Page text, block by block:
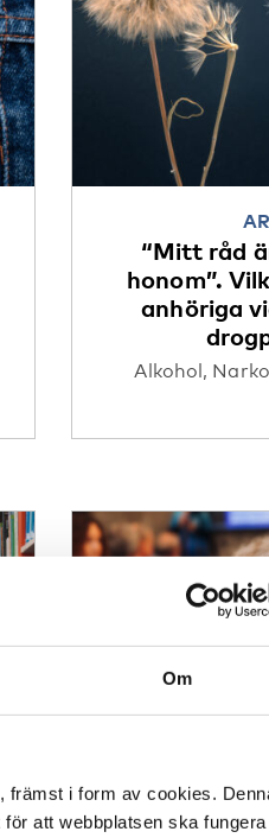
Om
främst i form av cookies.
att webbplatsen ska
“Mitt råd
honom”.
anhöriga
Alkohol,